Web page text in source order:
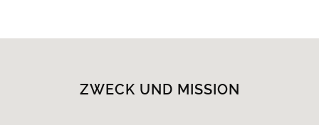
ZWECK UND MISSION